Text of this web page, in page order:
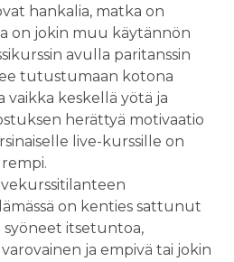
hankalia, matka on
on jokin muu käytännön
avulla paritanssin
tutustumaan kotona
vaikka keskellä yötä ja
herättyä motivaatio
live-kurssille on
on kenties sattunut
syöneet itsetuntoa,
ja empivä tai jokin